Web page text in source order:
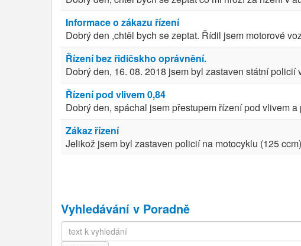
Informace o zákazu řízení
Dobrý den ,chtěl bych se zeptat. Řídil jsem motorové
Řízení bez řidičskho oprávnění.
Dobrý den, 16. 08. 2018 jsem byl zastaven státní
Řízení pod vlivem 0,84
Dobrý den, spáchal jsem přestupem řízení pod vlivem
Zákaz řízení
Jelikož jsem byl zastaven policií na motocyklu (125
Vyhledávání v Poradně